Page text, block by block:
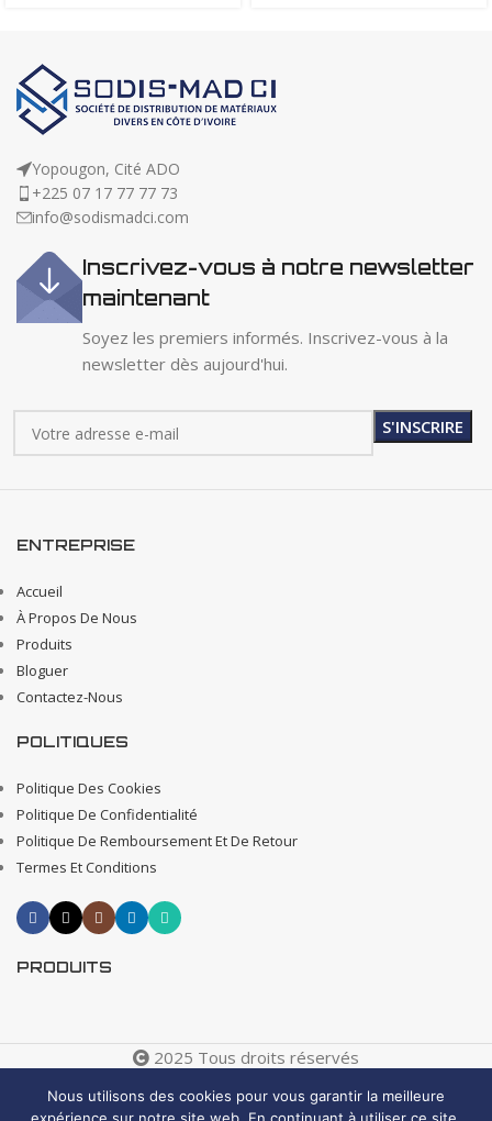
Yopougon, Cité ADO
+225 07 17 77 77 73
info@sodismadci.com
Inscrivez-vous à notre newsletter
maintenant
Soyez les premiers informés. Inscrivez-vous à la
newsletter dès aujourd'hui.
ENTREPRISE
Accueil
À Propos De Nous
Produits
Bloguer
Contactez-Nous
POLITIQUES
Politique Des Cookies
Politique De Confidentialité
Politique De Remboursement Et De Retour
Termes Et Conditions
PRODUITS
2025 Tous droits réservés
Nous utilisons des cookies pour vous garantir la meilleure